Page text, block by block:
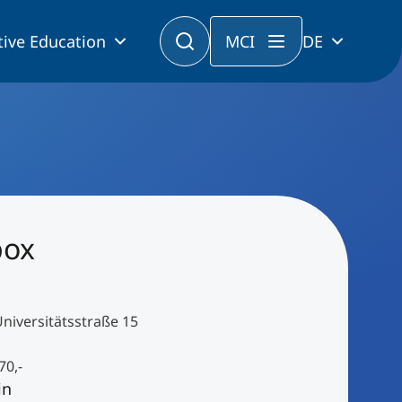
Education MCI DE
15